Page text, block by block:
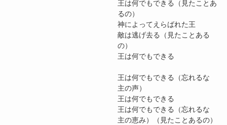
王は何でもできる（見たことあ
るの）
神によってえらばれた王
敵は逃げ去る（見たことある
の）
王は何でもできる
王は何でもできる（忘れるな
主の声）
王は何でもできる
王は何でもできる（忘れるな
主の恵み）（見たことあるの）